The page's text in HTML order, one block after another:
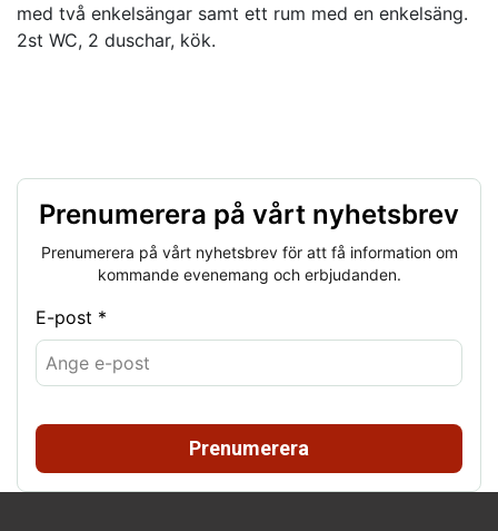
med två enkelsängar samt ett rum med en enkelsäng.
2st WC, 2 duschar, kök.
Prenumerera på vårt nyhetsbrev
Prenumerera på vårt nyhetsbrev för att få information om
kommande evenemang och erbjudanden.
E-post *
Prenumerera